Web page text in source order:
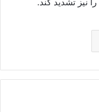
را نیز تشدید کند.